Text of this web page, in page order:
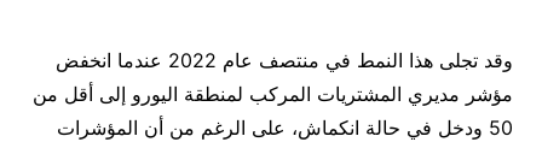
وقد تجلى هذا النمط في منتصف عام 2022 عندما انخفض
مؤشر مديري المشتريات المركب لمنطقة اليورو إلى أقل من
50 ودخل في حالة انكماش، على الرغم من أن المؤشرات